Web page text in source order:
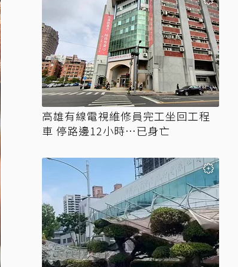
高雄有線電視維修員完工坐回工程
車 停路邊12小時…已身亡